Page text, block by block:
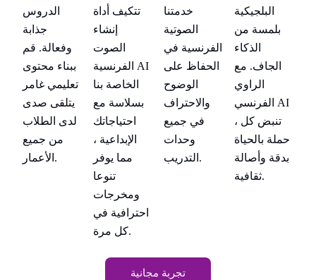
الدروس
جذابة
وفعالة. قم
ببناء محتوى
تعليمي غامر
يتلقى صدى
لدى الطلاب
من جميع
الأعمار.
تتكيف أداة
إنشاء
الصوت
الفرنسية AI
الخاصة بنا
بسلاسة مع
احتياجاتك
الإبداعية ،
مما يوفر
تنوعا
ومخرجات
احترافية في
كل مرة.
خدمتنا
الصوتية
الفرنسية في
الحفاظ على
الوضوح
والاحتراف
في جميع
وحدات
التدريب.
البلجيكية
بلمسة من
الذكاء
الجاف. مع
الراوي
الفرنسي AI
، تنبض كل
حملة بالحياة
بدقة وأصالة
ثقافية.
تجربة مجانية